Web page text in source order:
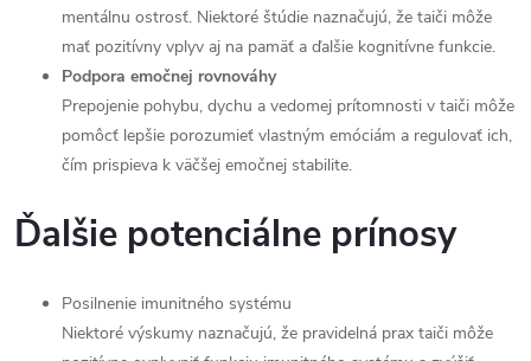
mentálnu ostrosť. Niektoré štúdie naznačujú, že taiči môže
mať pozitívny vplyv aj na pamäť a ďalšie kognitívne funkcie.
Podpora emočnej rovnováhy
Prepojenie pohybu, dychu a vedomej prítomnosti v taiči môže
pomôcť lepšie porozumieť vlastným emóciám a regulovať ich,
čím prispieva k väčšej emočnej stabilite.
Ďalšie potenciálne prínosy
Posilnenie imunitného systému
Niektoré výskumy naznačujú, že pravidelná prax taiči môže